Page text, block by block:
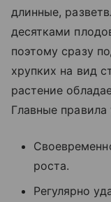
длинные,
десятками
поэтому сразу
хрупких на вид
растение
Главные правила
роста.
Регулярно